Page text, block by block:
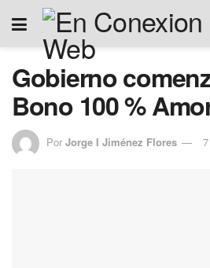
Gobierno
Bono 100 %
Por Jorge I Jiménez Flores